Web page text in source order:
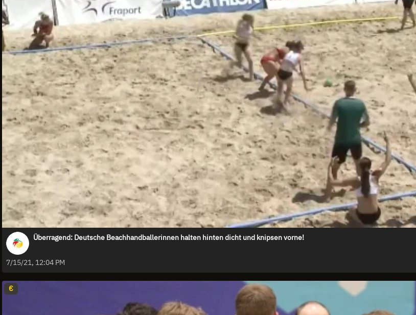
Überragend: Deutsche Beachhandballerinnen halten hinten dicht und knipsen vorne!
7/15/21, 12:04 PM
€